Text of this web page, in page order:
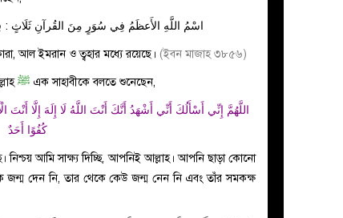
اسْمُ اللَّهِ الأَعظَمُ فِي سُوَرٍ مِنَ القُرآنِ
আল ইমরান ও ত্বহার মধ্যে রয়েছে। (ইবন মাজাহ ৩৮৫৬)
ﷺ এক সাহাবীকে বলতে শুনেছেন,
اللَّهُمَّ إِنِّي أَسْأَلُكَ أَنِّي أَشْهَدُ أَنَّكَ أَنْتَ اللَّهُ لَا إِلَهَ إِلَّا أَنْتَ
كُفُوًا أَحَدٌ
নিশ্চয় আমি সাক্ষ্য দিচ্ছি, আপনিই আল্লাহ। আপনি ছাড়া কোনো
জন্ম দেন নি, তার থেকে কেউ জন্ম নেন নি এবং তাঁর সমকক্ষ